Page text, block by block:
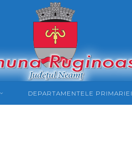
DEPARTAMENTELE PRIMARIEI